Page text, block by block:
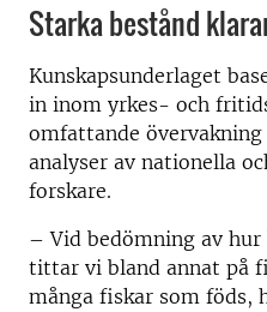
Starka bestånd
Kunskapsunderlaget
in inom yrkes- och
omfattande
analyser av nationella
forskare.
– Vid bedömning av hur
tittar vi bland annat på
många fiskar som föds,